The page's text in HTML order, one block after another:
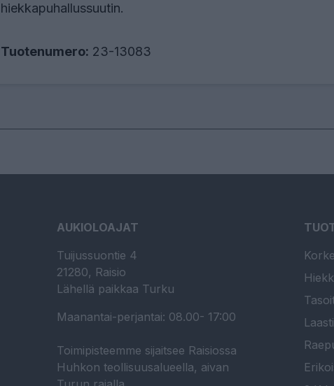
hiekkapuhallussuutin.
Tuotenumero: 23-13083
AUKIOLOAJAT
Tuijussuontie 4
21280, Raisio
Lähellä paikkaa Turku
Maanantai-perjantai: 08.00- 17:00
Toimipisteemme sijaitsee Raisiossa
Huhkon teollisuusalueella, aivan